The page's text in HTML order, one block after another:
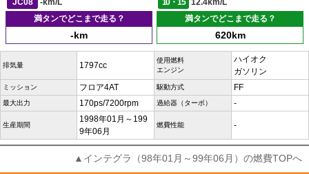
JC08
-km/L 10・15
12.4km/L
満タンでどこまで走る？
-km
満タンでどこまで走る？
620km
排気量 1797cc
使用燃料
エンジン
ハイオク
ガソリン
ミッション フロア4AT 駆動方式 FF
最大出力 170ps/7200rpm 過給器（ターボ） -
生産期間
1998年01月～199
9年06月
燃費性能 -
▲インテグラ（98年01月～99年06月）の燃費TOPへ